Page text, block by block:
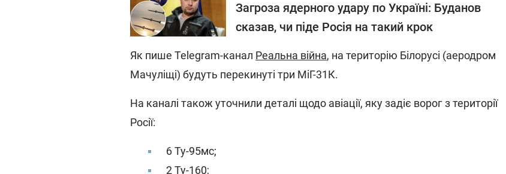
Загроза ядерного удару по Україні: Буданов
сказав, чи піде Росія на такий крок
Як пише Telegram-канал Реальна війна, на територію Білорусі (аеродром
Мачуліщі) будуть перекинуті три МіГ-31К.
На каналі також уточнили деталі щодо авіації, яку задіє ворог з території
Росії:
6 Ту-95мс;
2 Ту-160;